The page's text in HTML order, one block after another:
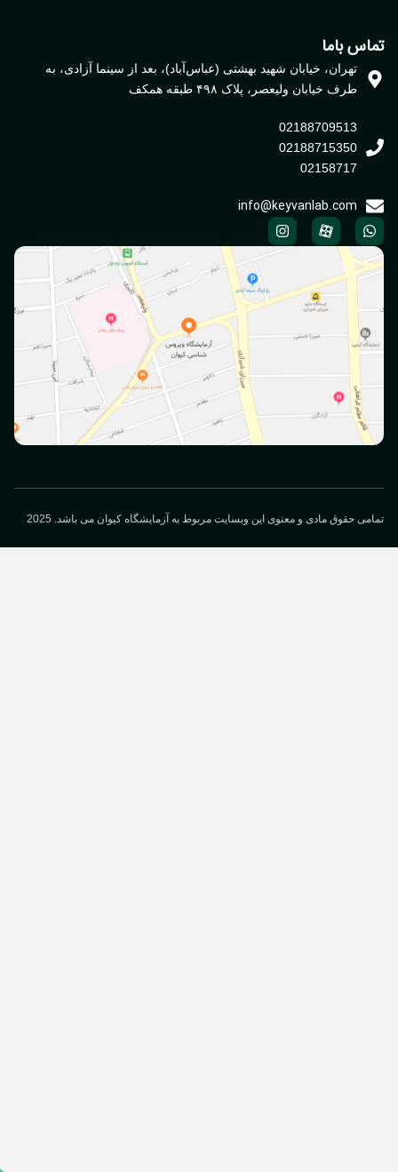
باما
تهران، خیابان شهید بهشتی (عباس‌آباد)، بعد از سینما آزادی، به
طرف خیابان ولیعصر، پلاک ۴۹۸ طبقه همکف
02188709513
02188715350
02158717
info@keyvanlab.com
حقوق مادی و معنوی این وبسایت مربوط به آزمایشگاه کیوان می باشد. 2025